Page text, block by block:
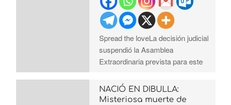
Spread the loveLa decisión judicial
suspendió la Asamblea
Extraordinaria prevista para este
NACIÓ EN DIBULLA:
Misteriosa muerte de